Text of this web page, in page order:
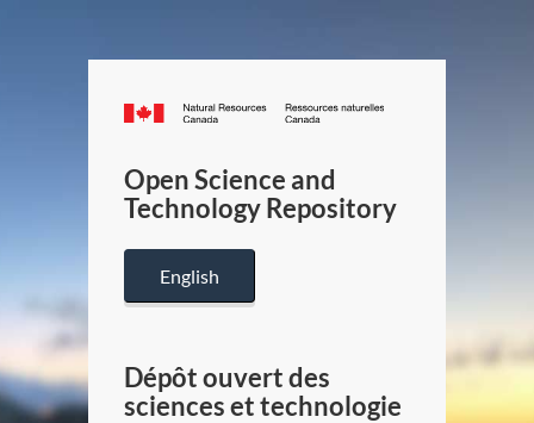
Canada.ca
/
Canada
Open Science and
Technology Repository
English
Dépôt ouvert des
sciences et technologie